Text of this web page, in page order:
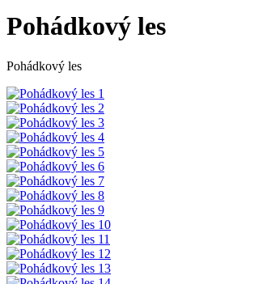
Pohádkový les
Pohádkový les